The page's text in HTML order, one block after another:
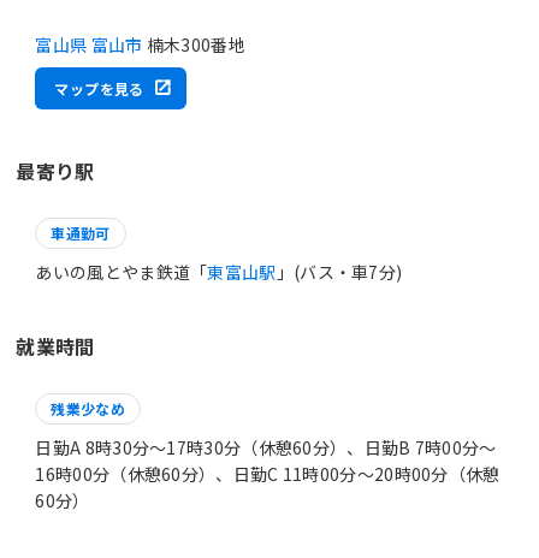
富山県 富山市 楠木300番地
マップを見る
最寄り駅
車通勤可
あいの風とやま鉄道「東富山駅 」(バス・車7分)
就業時間
残業少なめ
日勤A 8時30分〜17時30分（休憩60分）、日勤B 7時00分〜
16時00分（休憩60分）、日勤C 11時00分〜20時00分（休憩
60分）